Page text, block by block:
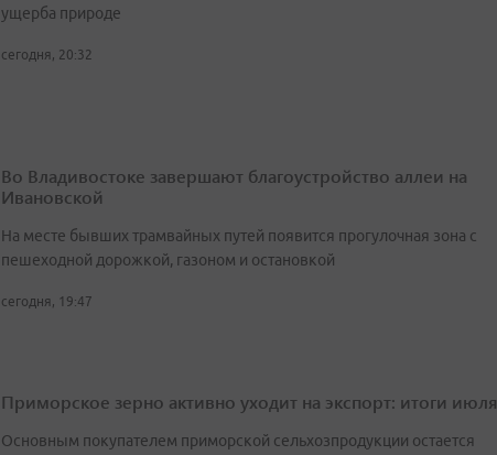
ущерба природе
сегодня, 20:32
Во Владивостоке завершают благоустройство аллеи на
Ивановской
На месте бывших трамвайных путей появится прогулочная зона с
пешеходной дорожкой, газоном и остановкой
сегодня, 19:47
Приморское зерно активно уходит на экспорт: итоги июля
Основным покупателем приморской сельхозпродукции остается